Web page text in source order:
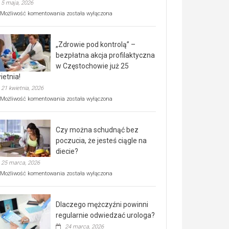
5 maja, 2026
Możliwość komentowania Rusza
rehabilitacji
dla
seniorów!
została wyłączona
„Zdrowie pod kontrolą” –
bezpłatna akcja profilaktyczna
w Częstochowie już 25
21 kwietnia, 2026
Możliwość komentowania „Zdrowie
bezpłatna
akcja
profilaktyczna
w
już
kwietnia!
została wyłączona
Czy można schudnąć bez
poczucia, że jesteś ciągle na
diecie?
25 marca, 2026
Możliwość komentowania Czy
poczucia,
że
została wyłączona
Dlaczego mężczyźni powinni
regularnie odwiedzać urologa?
24 marca, 2026